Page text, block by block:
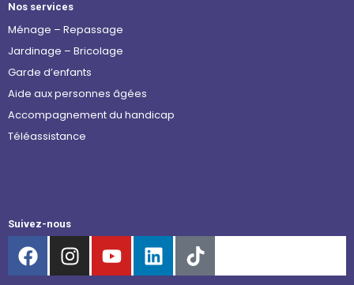
Nos services
Ménage – Repassage
Jardinage – Bricolage
Garde d’enfants
Aide aux personnes âgées
Accompagnement du handicap
Téléassistance
Suivez-nous